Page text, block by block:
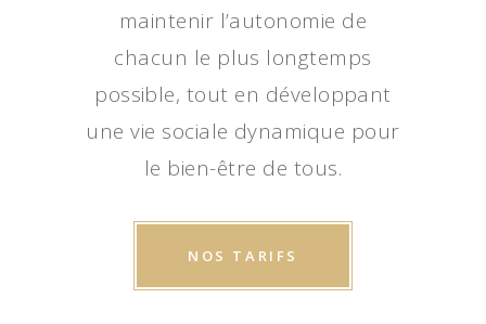
maintenir l’autonomie de
chacun le plus longtemps
possible, tout en développant
une vie sociale dynamique pour
le bien-être de tous.
NOS TARIFS